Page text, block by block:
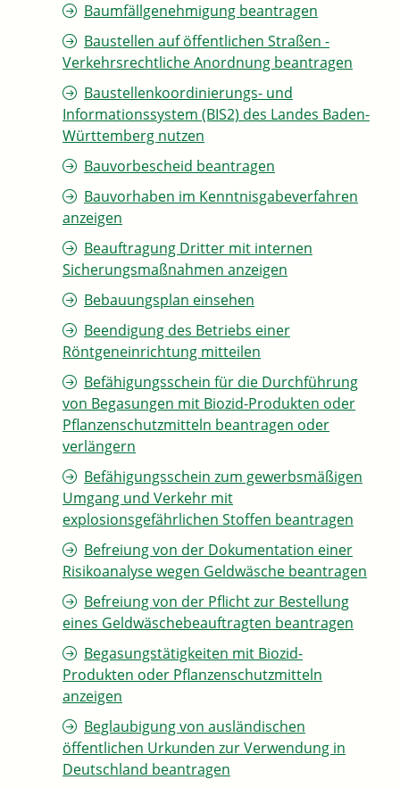
Baumfällgenehmigung beantragen
Baustellen auf öffentlichen Straßen -
Verkehrsrechtliche Anordnung beantragen
Baustellenkoordinierungs- und
Informationssystem (BIS2) des Landes Baden-
Württemberg nutzen
Bauvorbescheid beantragen
Bauvorhaben im Kenntnisgabeverfahren
anzeigen
Beauftragung Dritter mit internen
Sicherungsmaßnahmen anzeigen
Bebauungsplan einsehen
Beendigung des Betriebs einer
Röntgeneinrichtung mitteilen
Befähigungsschein für die Durchführung
von Begasungen mit Biozid-Produkten oder
Pflanzenschutzmitteln beantragen oder
verlängern
Befähigungsschein zum gewerbsmäßigen
Umgang und Verkehr mit
explosionsgefährlichen Stoffen beantragen
Befreiung von der Dokumentation einer
Risikoanalyse wegen Geldwäsche beantragen
Befreiung von der Pflicht zur Bestellung
eines Geldwäschebeauftragten beantragen
Begasungstätigkeiten mit Biozid-
Produkten oder Pflanzenschutzmitteln
anzeigen
Beglaubigung von ausländischen
öffentlichen Urkunden zur Verwendung in
Deutschland beantragen